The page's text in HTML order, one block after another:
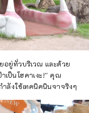
อยู่ทั่วบริเวณ และด้วย
เป็นโฮคาเงะ!'' คุณ
ลังใช้เทคนิคนินจาจริงๆ